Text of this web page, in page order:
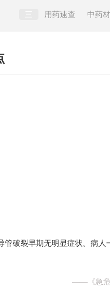
用药速查 中药
管破裂早期无明显症状。病人
—— 《急